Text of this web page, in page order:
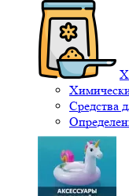
Средства